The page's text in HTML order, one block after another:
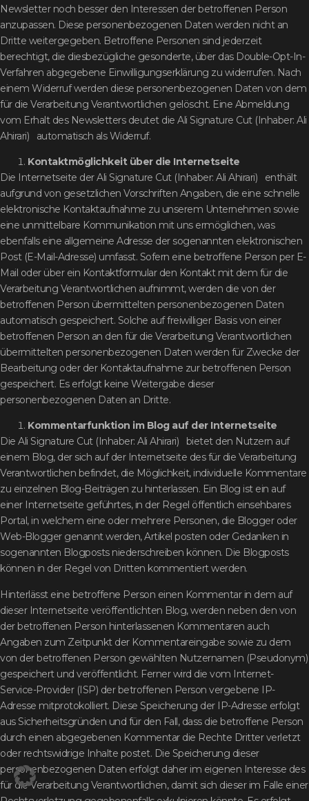
Newsletter noch besser den Interessen der betroffenen Person
anzupassen. Diese personenbezogenen Daten werden nicht an
Dritte weitergegeben. Betroffene Personen sind jederzeit
berechtigt, die diesbezügliche gesonderte, über das Double-Opt-In-
Verfahren abgegebene Einwilligungserklärung zu widerrufen. Nach
einem Widerruf werden diese personenbezogenen Daten von dem
für die Verarbeitung Verantwortlichen gelöscht. Eine Abmeldung
vom Erhalt des Newsletters deutet die Ali Signature Cut (Inhaber: Ali
Ahirari) automatisch als Widerruf.
Kontaktmöglichkeit über die Internetseite
Die Internetseite der Ali Signature Cut (Inhaber: Ali Ahirari) enthält
aufgrund von gesetzlichen Vorschriften Angaben, die eine schnelle
elektronische Kontaktaufnahme zu unserem Unternehmen sowie
eine unmittelbare Kommunikation mit uns ermöglichen, was
ebenfalls eine allgemeine Adresse der sogenannten elektronischen
Post (E-Mail-Adresse) umfasst. Sofern eine betroffene Person per E-
Mail oder über ein Kontaktformular den Kontakt mit dem für die
Verarbeitung Verantwortlichen aufnimmt, werden die von der
betroffenen Person übermittelten personenbezogenen Daten
automatisch gespeichert. Solche auf freiwilliger Basis von einer
betroffenen Person an den für die Verarbeitung Verantwortlichen
übermittelten personenbezogenen Daten werden für Zwecke der
Bearbeitung oder der Kontaktaufnahme zur betroffenen Person
gespeichert. Es erfolgt keine Weitergabe dieser
personenbezogenen Daten an Dritte.
Kommentarfunktion im Blog auf der Internetseite
Die Ali Signature Cut (Inhaber: Ali Ahirari) bietet den Nutzern auf
einem Blog, der sich auf der Internetseite des für die Verarbeitung
Verantwortlichen befindet, die Möglichkeit, individuelle Kommentare
zu einzelnen Blog-Beiträgen zu hinterlassen. Ein Blog ist ein auf
einer Internetseite geführtes, in der Regel öffentlich einsehbares
Portal, in welchem eine oder mehrere Personen, die Blogger oder
Web-Blogger genannt werden, Artikel posten oder Gedanken in
sogenannten Blogposts niederschreiben können. Die Blogposts
können in der Regel von Dritten kommentiert werden.
Hinterlässt eine betroffene Person einen Kommentar in dem auf
dieser Internetseite veröffentlichten Blog, werden neben den von
der betroffenen Person hinterlassenen Kommentaren auch
Angaben zum Zeitpunkt der Kommentareingabe sowie zu dem
von der betroffenen Person gewählten Nutzernamen (Pseudonym)
gespeichert und veröffentlicht. Ferner wird die vom Internet-
Service-Provider (ISP) der betroffenen Person vergebene IP-
Adresse mitprotokolliert. Diese Speicherung der IP-Adresse erfolgt
aus Sicherheitsgründen und für den Fall, dass die betroffene Person
durch einen abgegebenen Kommentar die Rechte Dritter verletzt
oder rechtswidrige Inhalte postet. Die Speicherung dieser
personenbezogenen Daten erfolgt daher im eigenen Interesse des
für die Verarbeitung Verantwortlichen, damit sich dieser im Falle einer